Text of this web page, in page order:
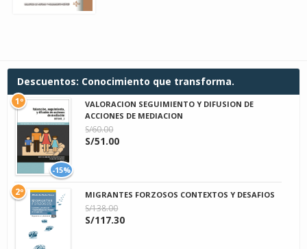
Descuentos: Conocimiento que transforma.
-15%
VALORACION SEGUIMIENTO Y DIFUSION DE
ACCIONES DE MEDIACION
S/60.00
S/51.00
1º
MIGRANTES FORZOSOS CONTEXTOS Y DESAFIOS
S/138.00
S/117.30
2º